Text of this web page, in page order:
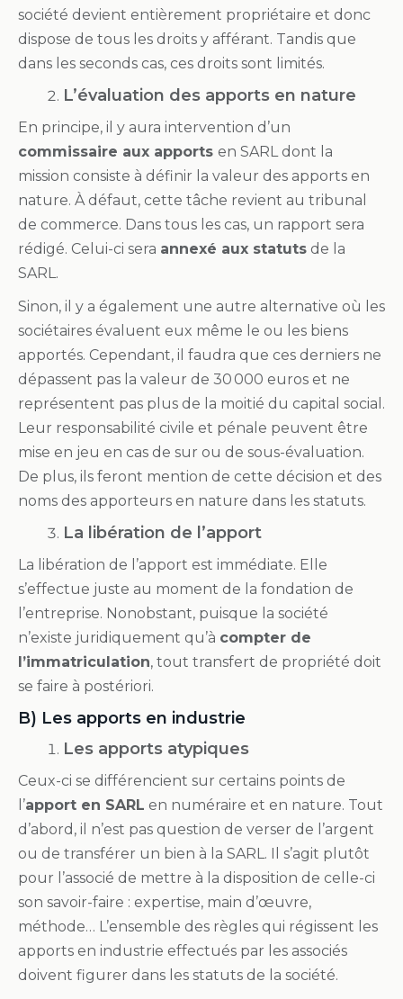
société devient entièrement propriétaire et donc
dispose de tous les droits y afférant. Tandis que
dans les seconds cas, ces droits sont limités.
L’évaluation des apports en nature
En principe, il y aura intervention d’un
commissaire aux apports en SARL dont la
mission consiste à définir la valeur des apports en
nature. À défaut, cette tâche revient au tribunal
de commerce. Dans tous les cas, un rapport sera
rédigé. Celui-ci sera annexé aux statuts de la
SARL.
Sinon, il y a également une autre alternative où les
sociétaires évaluent eux même le ou les biens
apportés. Cependant, il faudra que ces derniers ne
dépassent pas la valeur de 30 000 euros et ne
représentent pas plus de la moitié du capital social.
Leur responsabilité civile et pénale peuvent être
mise en jeu en cas de sur ou de sous-évaluation.
De plus, ils feront mention de cette décision et des
noms des apporteurs en nature dans les statuts.
La libération de l’apport
La libération de l’apport est immédiate. Elle
s’effectue juste au moment de la fondation de
l’entreprise. Nonobstant, puisque la société
n’existe juridiquement qu’à compter de
l’immatriculation, tout transfert de propriété doit
se faire à postériori.
B) Les apports en industrie
Les apports atypiques
Ceux-ci se différencient sur certains points de
l’apport en SARL en numéraire et en nature. Tout
d’abord, il n’est pas question de verser de l’argent
ou de transférer un bien à la SARL. Il s’agit plutôt
pour l’associé de mettre à la disposition de celle-ci
son savoir-faire : expertise, main d’œuvre,
méthode… L’ensemble des règles qui régissent les
apports en industrie effectués par les associés
doivent figurer dans les statuts de la société.